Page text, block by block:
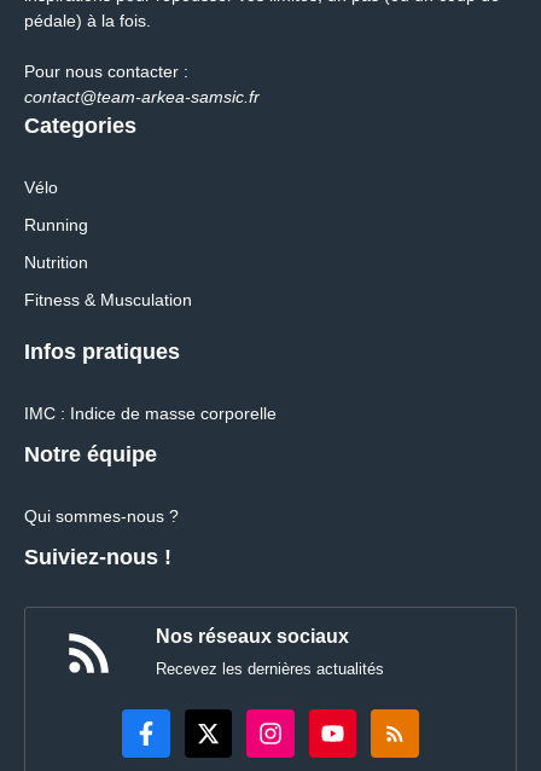
pédale) à la fois.
Pour nous contacter :
contact@team-arkea-samsic.fr
Categories
Vélo
Running
Nutrition
Fitness & Musculation
Infos pratiques
IMC : Indice de masse corporelle
Notre équipe
Qui sommes-nous ?
Suiviez-nous !
Nos réseaux sociaux
Recevez les dernières actualités